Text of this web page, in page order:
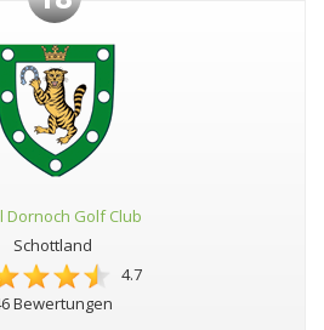
Dornoch Golf Club
Schottland
4.7
Bewertungen